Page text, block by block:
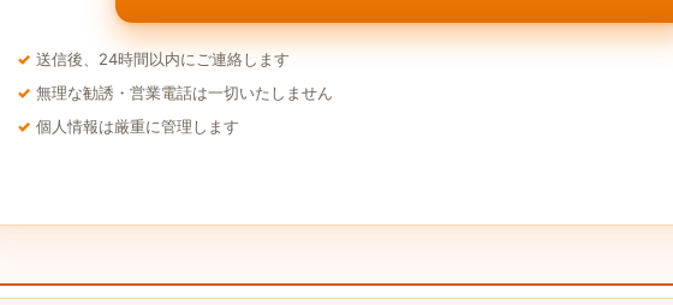
送信後、24時間以内にご連絡します
無理な勧誘・営業電話は一切いたしません
個人情報は厳重に管理します